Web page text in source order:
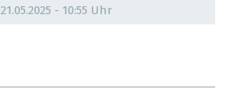
21.05.2025 - 10:55 Uhr